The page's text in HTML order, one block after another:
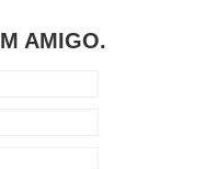
AMIGO.